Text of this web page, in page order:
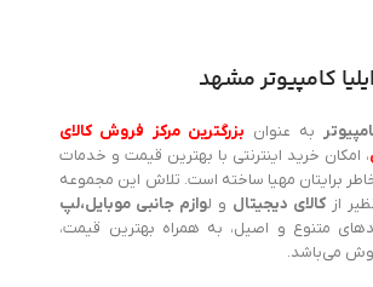
کامپیوتر مشهد
به عنوان بزرگترین مرکز فروش کالای
، امکان خرید اینترنتی با بهترین قیمت و خدمات
برایتان مهیا ساخته است. تلاش این مجموعه
ازکالای دیجیتال و لوازم جانبی موبایل،لپ
متنوع و اصیل، به همراه بهترین قیمت،
می‌باشد.